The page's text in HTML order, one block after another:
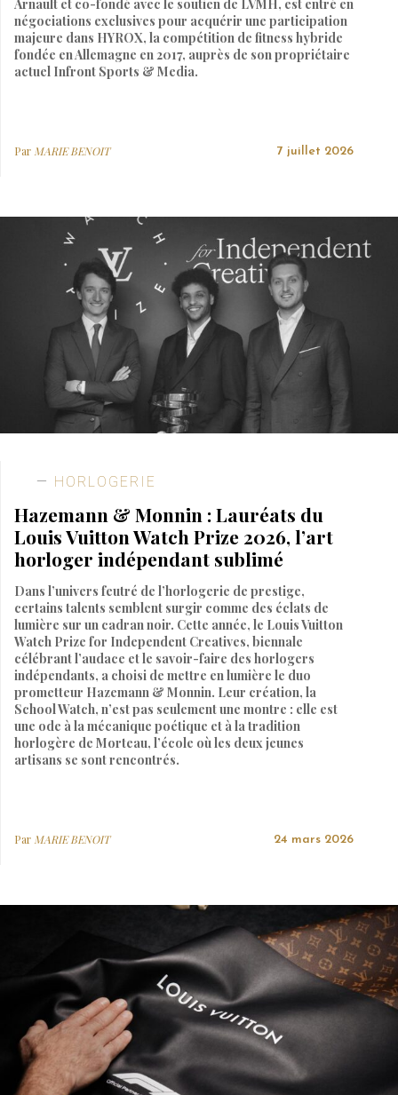
Arnault et co-fondé avec le soutien de LVMH, est entré en
négociations exclusives pour acquérir une participation
majeure dans HYROX, la compétition de fitness hybride
fondée en Allemagne en 2017, auprès de son propriétaire
actuel Infront Sports & Media.
Par MARIE BENOIT 7 juillet 2026
HORLOGERIE
Hazemann & Monnin : Lauréats du
Louis Vuitton Watch Prize 2026, l’art
horloger indépendant sublimé
Dans l’univers feutré de l’horlogerie de prestige,
certains talents semblent surgir comme des éclats de
lumière sur un cadran noir. Cette année, le Louis Vuitton
Watch Prize for Independent Creatives, biennale
célébrant l’audace et le savoir-faire des horlogers
indépendants, a choisi de mettre en lumière le duo
prometteur Hazemann & Monnin. Leur création, la
School Watch, n’est pas seulement une montre : elle est
une ode à la mécanique poétique et à la tradition
horlogère de Morteau, l’école où les deux jeunes
artisans se sont rencontrés.
Par MARIE BENOIT 24 mars 2026